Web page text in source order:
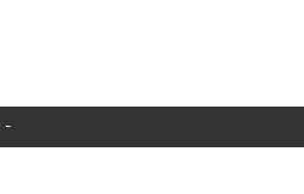
המטוס שלך לא נמצא באוויר כעת, אנו מציגים את כל טיסות easyJet שנמצאות באוויר כעת -